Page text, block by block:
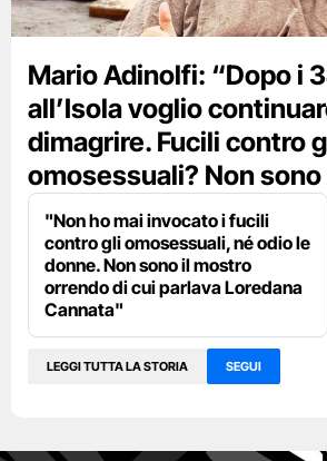
Mario Adinolfi: “Dopo i
all’Isola voglio
dimagrire. Fucili contro
omosessuali? Non
"Non ho mai invocato i fucili
contro gli omosessuali, né odio le
donne. Non sono il mostro
orrendo di cui parlava Loredana
Cannata"
LEGGI TUTTA LA STORIA SEGUI